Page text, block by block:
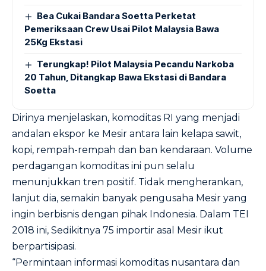
Bea Cukai Bandara Soetta Perketat
Pemeriksaan Crew Usai Pilot Malaysia Bawa
25Kg Ekstasi
Terungkap! Pilot Malaysia Pecandu Narkoba
20 Tahun, Ditangkap Bawa Ekstasi di Bandara
Soetta
Dirinya menjelaskan, komoditas RI yang menjadi
andalan ekspor ke Mesir antara lain kelapa sawit,
kopi, rempah-rempah dan ban kendaraan. Volume
perdagangan komoditas ini pun selalu
menunjukkan tren positif. Tidak mengherankan,
lanjut dia, semakin banyak pengusaha Mesir yang
ingin berbisnis dengan pihak Indonesia. Dalam TEI
2018 ini, Sedikitnya 75 importir asal Mesir ikut
berpartisipasi.
“Permintaan informasi komoditas nusantara dan